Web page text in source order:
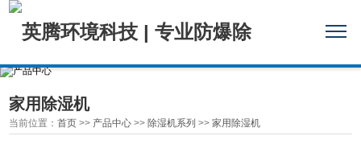
家用除湿机
当前位置：首页 >> 产品中心 >> 除湿机系列 >>家用除湿机